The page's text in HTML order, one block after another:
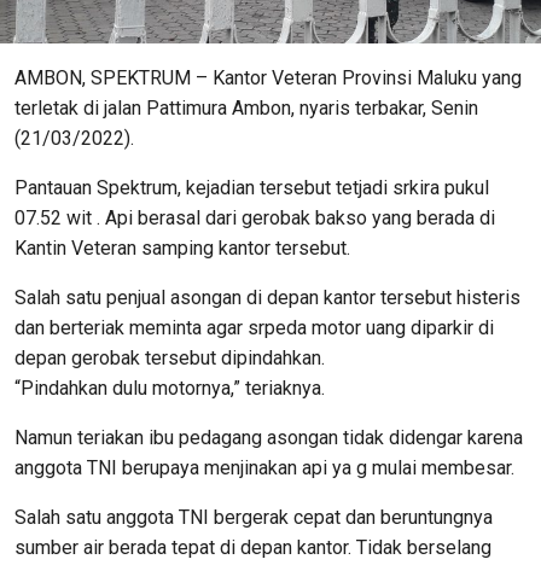
AMBON, SPEKTRUM – Kantor Veteran Provinsi Maluku yang
terletak di jalan Pattimura Ambon, nyaris terbakar, Senin
(21/03/2022).
Pantauan Spektrum, kejadian tersebut tetjadi srkira pukul
07.52 wit . Api berasal dari gerobak bakso yang berada di
Kantin Veteran samping kantor tersebut.
Salah satu penjual asongan di depan kantor tersebut histeris
dan berteriak meminta agar srpeda motor uang diparkir di
depan gerobak tersebut dipindahkan.
“Pindahkan dulu motornya,” teriaknya.
Namun teriakan ibu pedagang asongan tidak didengar karena
anggota TNI berupaya menjinakan api ya g mulai membesar.
Salah satu anggota TNI bergerak cepat dan beruntungnya
sumber air berada tepat di depan kantor. Tidak berselang